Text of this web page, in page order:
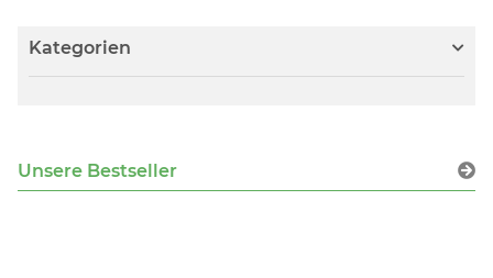
Kategorien
Unsere Bestseller